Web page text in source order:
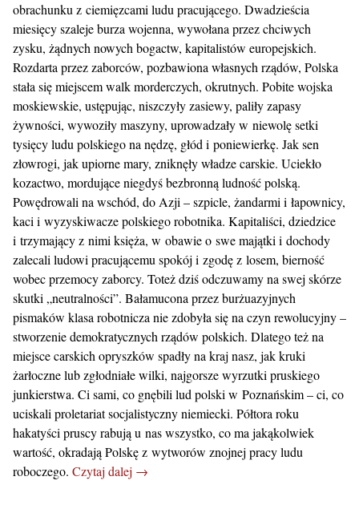
obrachunku z ciemięzcami ludu pracującego. Dwadzieścia
miesięcy szaleje burza wojenna, wywołana przez chciwych
zysku, żądnych nowych bogactw, kapitalistów europejskich.
Rozdarta przez zaborców, pozbawiona własnych rządów, Polska
stała się miejscem walk morderczych, okrutnych. Pobite wojska
moskiewskie, ustępując, niszczyły zasiewy, paliły zapasy
żywności, wywoziły maszyny, uprowadzały w niewolę setki
tysięcy ludu polskiego na nędzę, głód i poniewierkę. Jak sen
złowrogi, jak upiorne mary, zniknęły władze carskie. Uciekło
kozactwo, mordujące niegdyś bezbronną ludność polską.
Powędrowali na wschód, do Azji – szpicle, żandarmi i łapownicy,
kaci i wyzyskiwacze polskiego robotnika. Kapitaliści, dziedzice
i trzymający z nimi księża, w obawie o swe majątki i dochody
zalecali ludowi pracującemu spokój i zgodę z losem, bierność
wobec przemocy zaborcy. Toteż dziś odczuwamy na swej skórze
skutki „neutralności”. Bałamucona przez burżuazyjnych
pismaków klasa robotnicza nie zdobyła się na czyn rewolucyjny –
stworzenie demokratycznych rządów polskich. Dlatego też na
miejsce carskich opryszków spadły na kraj nasz, jak kruki
żarłoczne lub zgłodniałe wilki, najgorsze wyrzutki pruskiego
junkierstwa. Ci sami, co gnębili lud polski w Poznańskim – ci, co
uciskali proletariat socjalistyczny niemiecki. Półtora roku
hakatyści pruscy rabują u nas wszystko, co ma jakąkolwiek
wartość, okradają Polskę z wytworów znojnej pracy ludu
roboczego. Czytaj dalej →